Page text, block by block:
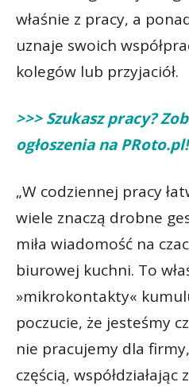
właśnie z pracy, a
uznaje swoich
kolegów lub przyjaciół.
>>> Szukasz pracy?
ogłoszenia na PRoto.pl!
„W codziennej pracy
wiele znaczą drobne
miła wiadomość na
biurowej kuchni. To
»mikrokontakty«
poczucie, że jesteśmy
nie pracujemy dla
częścią,